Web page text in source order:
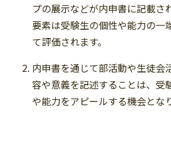
プの展示などが内申書に記載さ
要素は受験生の個性や能力の一
て評価されます。
内申書を通じて部活動や生徒会
容や意義を記述することは、受
や能力をアピールする機会とな